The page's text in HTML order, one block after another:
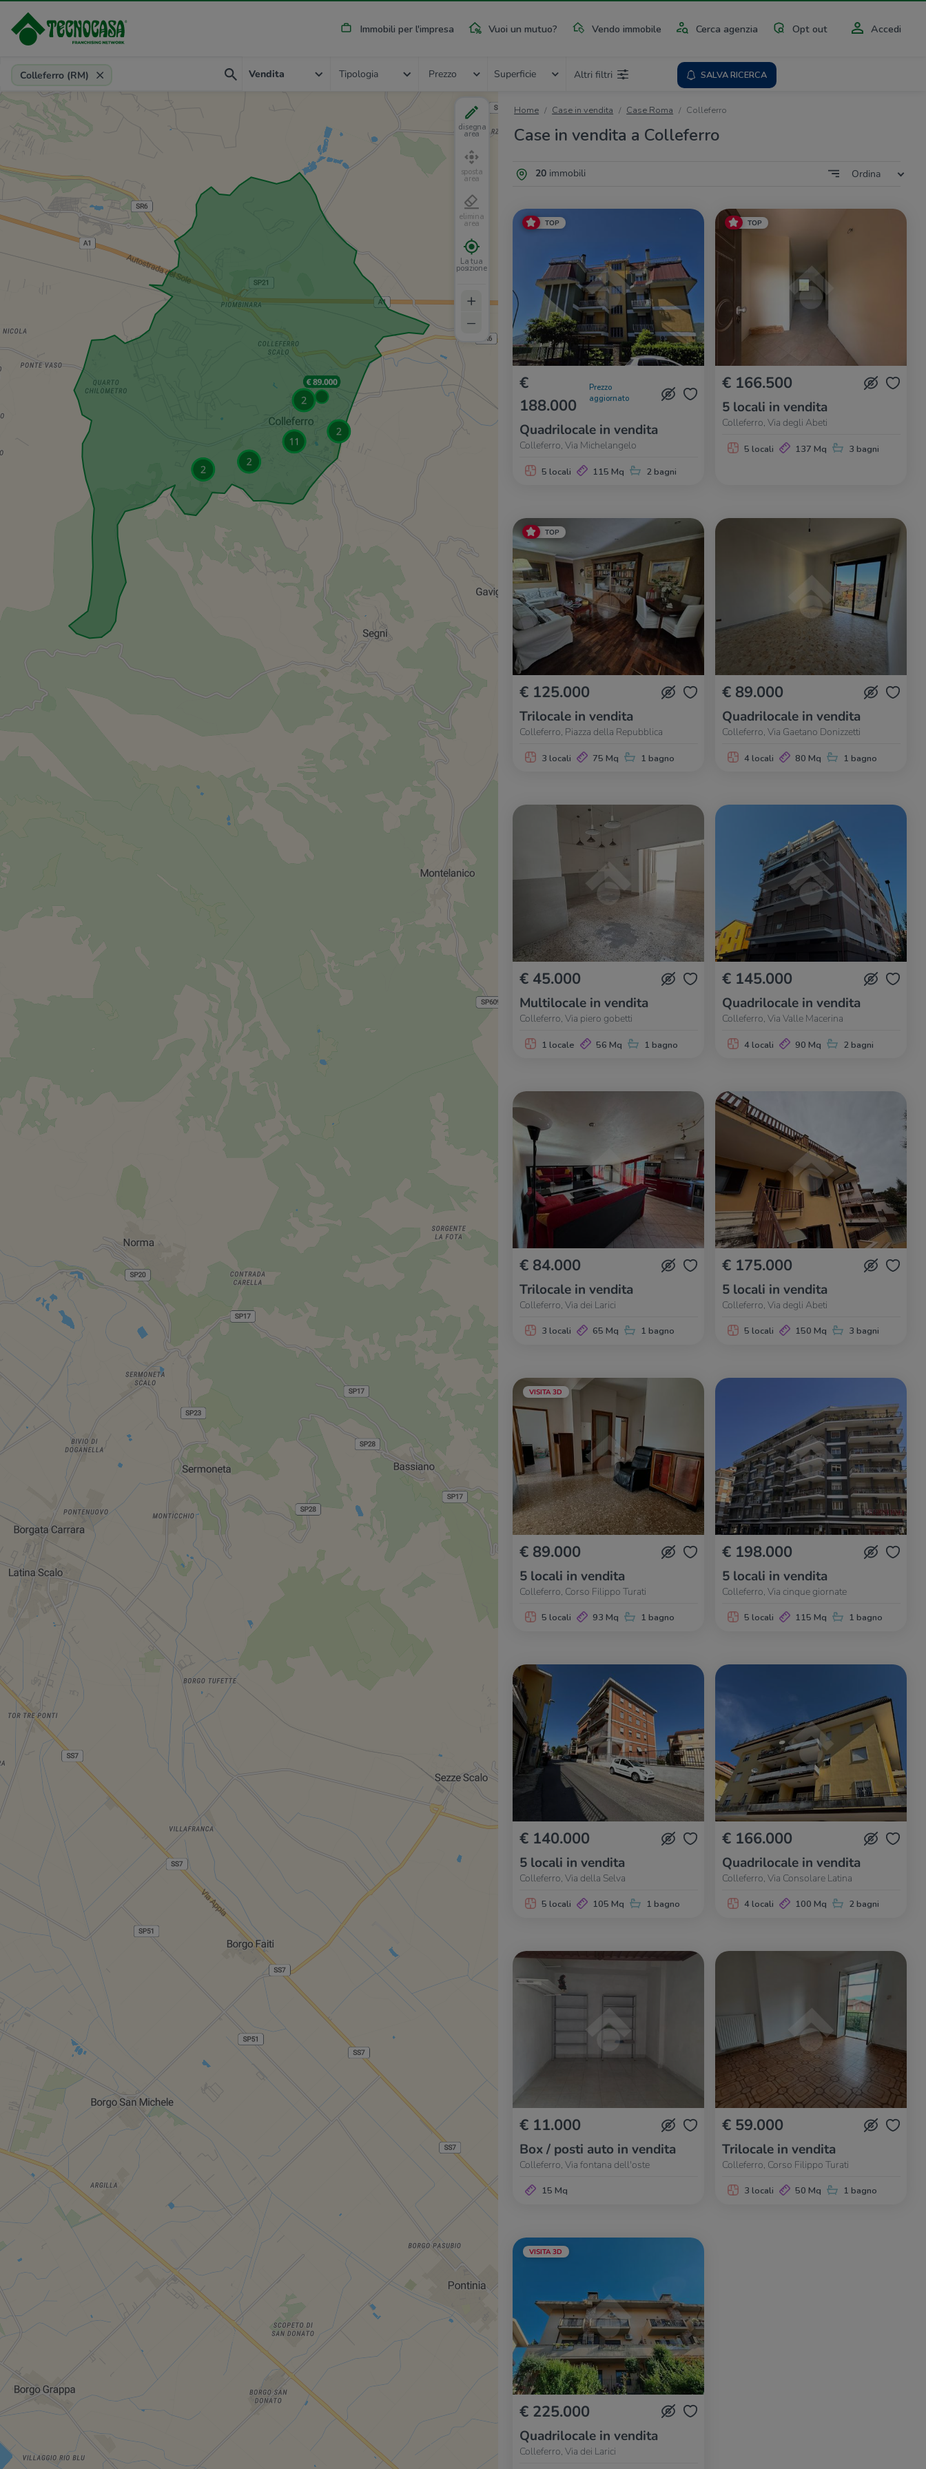
Immobili per l'impresa Vuoi un mutuo? Vendo immobile Cerca agenzia Opt out Accedi
Provincia, comune, zona, riferimento
Colleferro (RM) Vendita Tipologia Prezzo Superficie Altri filtri SALVA RICERCA
Home Case in vendita Case Roma Colleferro
Case in vendita a Colleferro
20immobili Ordina
TOP
€
188.000
Prezzo
aggiornato
Quadrilocale in vendita
Colleferro, Via Michelangelo
5 locali 115 Mq 2 bagni
TOP
€ 166.500
5 locali in vendita
Colleferro, Via degli Abeti
5 locali 137 Mq 3 bagni
TOP
€ 125.000
Trilocale in vendita
Colleferro, Piazza della Repubblica
3 locali 75 Mq 1 bagno
€ 89.000
Quadrilocale in vendita
Colleferro, Via Gaetano Donizzetti
4 locali 80 Mq 1 bagno
€ 45.000
Multilocale in vendita
Colleferro, Via piero gobetti
1 locale 56 Mq 1 bagno
€ 145.000
Quadrilocale in vendita
Colleferro, Via Valle Macerina
4 locali 90 Mq 2 bagni
€ 84.000
Trilocale in vendita
Colleferro, Via dei Larici
3 locali 65 Mq 1 bagno
€ 175.000
5 locali in vendita
Colleferro, Via degli Abeti
5 locali 150 Mq 3 bagni
VISITA 3D
€ 89.000
5 locali in vendita
Colleferro, Corso Filippo Turati
5 locali 93 Mq 1 bagno
€ 198.000
5 locali in vendita
Colleferro, Via cinque giornate
5 locali 115 Mq 1 bagno
€ 140.000
5 locali in vendita
Colleferro, Via della Selva
5 locali 105 Mq 1 bagno
€ 166.000
Quadrilocale in vendita
Colleferro, Via Consolare Latina
4 locali 100 Mq 2 bagni
€ 11.000
Box / posti auto in vendita
Colleferro, Via fontana dell'oste
15 Mq
€ 59.000
Trilocale in vendita
Colleferro, Corso Filippo Turati
3 locali 50 Mq 1 bagno
VISITA 3D
€ 225.000
Quadrilocale in vendita
Colleferro, Via dei Larici
disegna
area
sposta
area
elimina
area
La tua
posizione
+
–